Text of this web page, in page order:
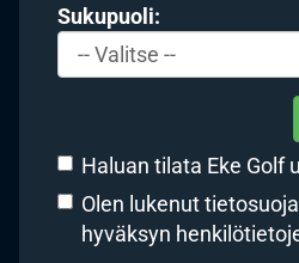
Sukupuoli:
Haluan tilata Eke Golf
Olen lukenut
hyväksyn